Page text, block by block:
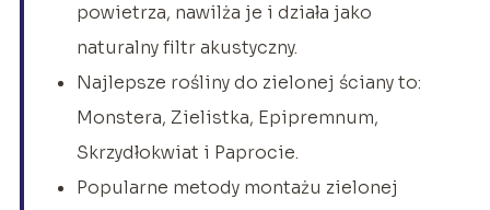
powietrza, nawilża je i działa jako
naturalny filtr akustyczny.
Najlepsze rośliny do zielonej ściany to:
Monstera, Zielistka, Epipremnum,
Skrzydłokwiat i Paprocie.
Popularne metody montażu zielonej